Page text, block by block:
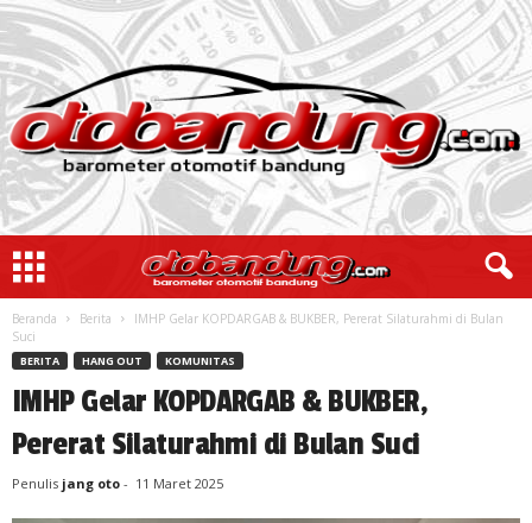
Beranda Berita
IMHP Gelar KOPDARGAB & BUKBER, Pererat Silaturahmi di Bulan
Suci
BERITA HANG OUT KOMUNITAS
IMHP Gelar KOPDARGAB & BUKBER,
Pererat Silaturahmi di Bulan Suci
Penulis jang oto - 11 Maret 2025